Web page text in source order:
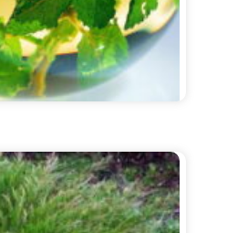
ravishda eng keng
biridir va bu
limon balzamida
...